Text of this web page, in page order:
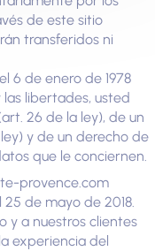
de este sitio
transferidos ni
6 de enero de 1978
libertades, usted
26 de la ley), de un
y de un derecho de
que le conciernen.
provence.com
de mayo de 2018.
y a nuestros clientes
experiencia del